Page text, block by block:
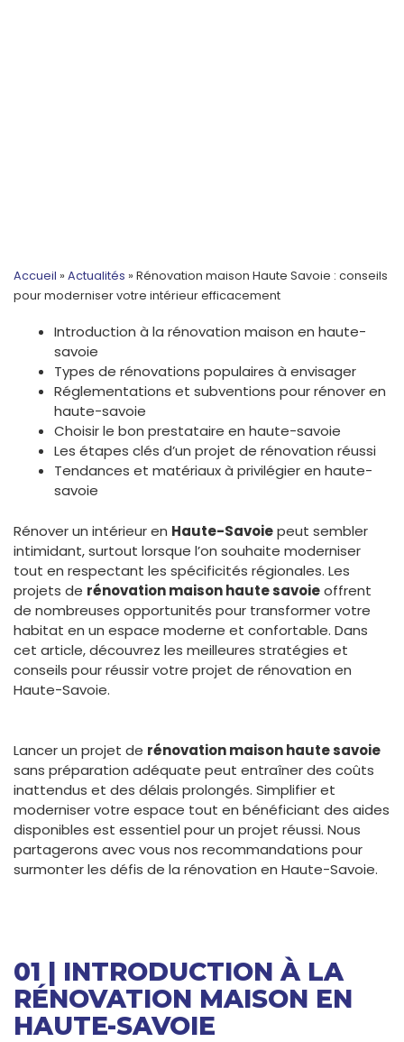
Accueil » Actualités » Rénovation maison Haute Savoie : conseils
pour moderniser votre intérieur efficacement
Introduction à la rénovation maison en haute-
savoie
Types de rénovations populaires à envisager
Réglementations et subventions pour rénover en
haute-savoie
Choisir le bon prestataire en haute-savoie
Les étapes clés d’un projet de rénovation réussi
Tendances et matériaux à privilégier en haute-
savoie
Rénover un intérieur en Haute-Savoiepeut sembler
intimidant, surtout lorsque l’on souhaite moderniser
tout en respectant les spécificités régionales. Les
projets de rénovation maison haute savoieoffrent
de nombreuses opportunités pour transformer votre
habitat en un espace moderne et confortable. Dans
cet article, découvrez les meilleures stratégies et
conseils pour réussir votre projet de rénovation en
Haute-Savoie.
Lancer un projet de rénovation maison haute savoie
sans préparation adéquate peut entraîner des coûts
inattendus et des délais prolongés. Simplifier et
moderniser votre espace tout en bénéficiant des aides
disponibles est essentiel pour un projet réussi. Nous
partagerons avec vous nos recommandations pour
surmonter les défis de la rénovation en Haute-Savoie.
01 | INTRODUCTION À LA
RÉNOVATION MAISON EN
HAUTE-SAVOIE